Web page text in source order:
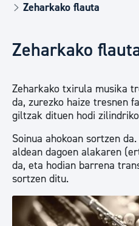
Zeharkako flauta
Zeharkako
Zeharkako txirula musika
da, zurezko haize tresnen
giltzak dituen hodi
Soinua ahokoan sortzen
aldean dagoen alakaren
da, eta hodian barrena
sortzen ditu.